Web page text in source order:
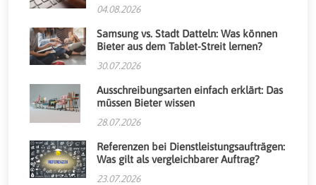
04.08.2026
Samsung vs. Stadt Datteln: Was können
Bieter aus dem Tablet-Streit lernen?
30.07.2026
Ausschreibungsarten einfach erklärt: Das
müssen Bieter wissen
28.07.2026
Referenzen bei Dienstleistungsaufträgen:
Was gilt als vergleichbarer Auftrag?
23.07.2026